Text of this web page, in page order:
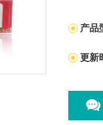
产品
更新